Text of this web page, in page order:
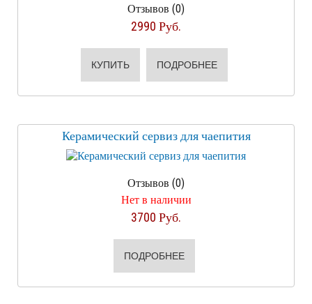
Отзывов (0)
2990 Руб.
КУПИТЬ ПОДРОБНЕЕ
Керамический сервиз для чаепития
Отзывов (0)
Нет в наличии
3700 Руб.
ПОДРОБНЕЕ